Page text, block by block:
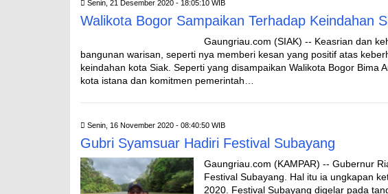
Senin, 21 Desember 2020 - 18:05:10 WIB
Walikota Bogor Sampaikan Terhadap Keindahan
Gaungriau.com (SIAK) -- Keasrian dan
bangunan warisan, seperti nya memberi kesan yang positif atas
keindahan kota Siak. Seperti yang disampaikan Walikota Bogor Bima
kota istana dan komitmen pemerintah…
Senin, 16 November 2020 - 08:40:50 WIB
Gubri Syamsuar Hadiri Festival Subayang
Gaungriau.com (KAMPAR) -- Gubernur
Festival Subayang. Hal itu ia ungkapan
2020. Festival Subayang digelar pada